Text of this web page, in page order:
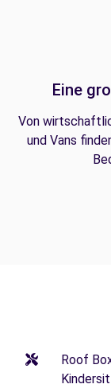
Eine
Von
und Vans
Roof